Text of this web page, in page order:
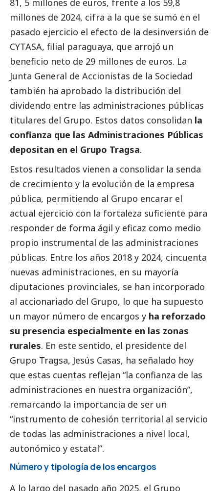
81, 5 millones de euros, frente a los 59,8
millones de 2024, cifra a la que se sumó en el
pasado ejercicio el efecto de la desinversión de
CYTASA, filial paraguaya, que arrojó un
beneficio neto de 29 millones de euros. La
Junta General de Accionistas de la Sociedad
también ha aprobado la distribución del
dividendo entre las administraciones públicas
titulares del Grupo. Estos datos consolidan la
confianza que las Administraciones Públicas
depositan en el Grupo Tragsa.
Estos resultados vienen a consolidar la senda
de crecimiento y la evolución de la empresa
pública, permitiendo al Grupo encarar el
actual ejercicio con la fortaleza suficiente para
responder de forma ágil y eficaz como medio
propio instrumental de las administraciones
públicas. Entre los años 2018 y 2024, cincuenta
nuevas administraciones, en su mayoría
diputaciones provinciales, se han incorporado
al accionariado del Grupo, lo que ha supuesto
un mayor número de encargos y ha reforzado
su presencia especialmente en las zonas
rurales. En este sentido, el presidente del
Grupo Tragsa, Jesús Casas, ha señalado hoy
que estas cuentas reflejan “la confianza de las
administraciones en nuestra organización”,
remarcando la importancia de ser un
“instrumento de cohesión territorial al servicio
de todas las administraciones a nivel local,
autonómico y estatal”.
Número y tipología de los encargos
A lo largo del pasado año 2025, el Grupo